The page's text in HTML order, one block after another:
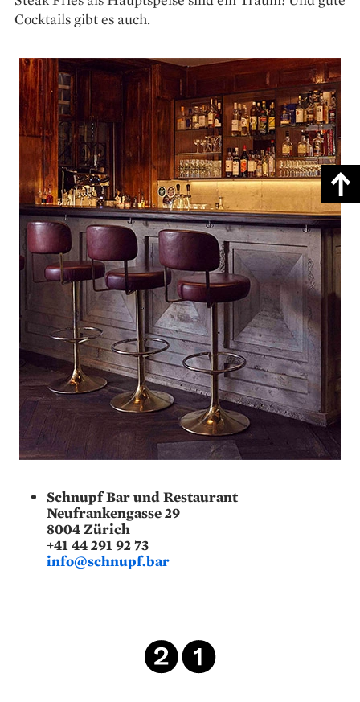
Cocktails gibt es auch.
Schnupf Bar und Restaurant
Neufrankengasse 29
8004 Zürich
+41 44 291 92 73
info@schnupf.bar